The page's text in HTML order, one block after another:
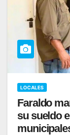
LOCALES
Faraldo
su sueldo